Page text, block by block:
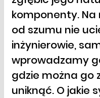
komponenty. Na
od szumu nie
inżynierowie,
wprowadzamy
gdzie można go
uniknąć. O jakie